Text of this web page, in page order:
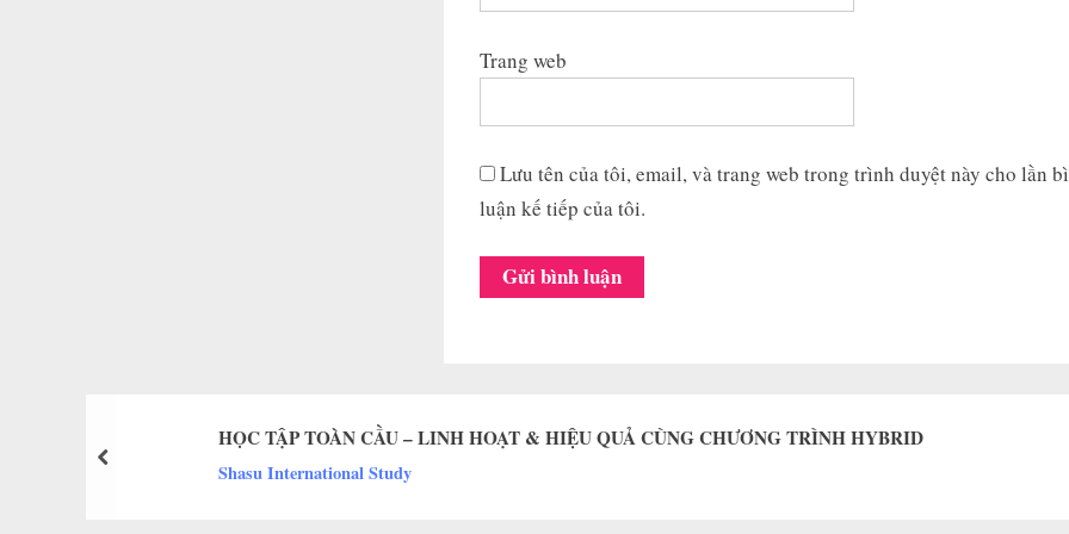
Trang web
Lưu tên của tôi, email, và trang web trong trình duyệt này cho lần
luận kế tiếp của tôi.
HỌC TẬP TOÀN CẦU – LINH HOẠT & HIỆU QUẢ CÙNG CHƯƠNG TRÌNH HYBRID
Shasu International Study
prev